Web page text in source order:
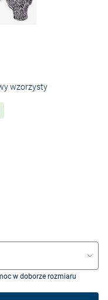
wzorzysty
w doborze rozmiaru